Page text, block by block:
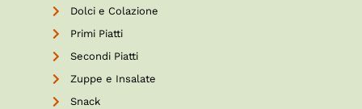
Dolci e Colazione
Primi Piatti
Secondi Piatti
Zuppe e Insalate
Snack